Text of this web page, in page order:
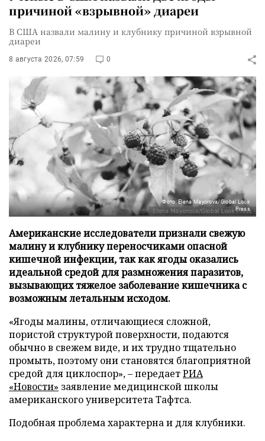
причиной «взрывной» диареи
В США назвали малину и клубнику причиной взрывной
диареи
8 августа 2026, 07:59 0
Фото: Elena Mayorova/Global Look
Press
Американские исследователи признали свежую
малину и клубнику переносчиками опасной
кишечной инфекции, так как ягоды оказались
идеальной средой для размножения паразитов,
вызывающих тяжелое заболевание кишечника с
возможным летальным исходом.
«Ягоды малины, отличающиеся сложной,
пористой структурой поверхности, подаются
обычно в свежем виде, и их трудно тщательно
промыть, поэтому они становятся благоприятной
средой для циклоспор», – передаетРИА
«Новости» заявление медицинской школы
американского университета Тафтса.
Подобная проблема характерна и для клубники.